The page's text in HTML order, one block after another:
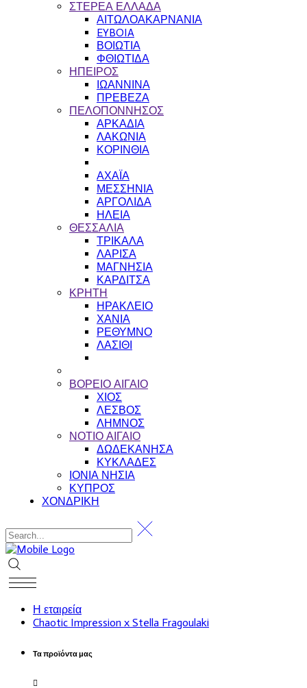
ΣΤΕΡΕΑ ΕΛΛΑΔΑ
ΑΙΤΩΛΟΑΚΑΡΝΑΝΙΑ
EYBOIA
ΒΟΙΩΤΙΑ
ΦΘΙΩΤΙΔΑ
ΗΠΕΙΡΟΣ
ΙΩΑΝΝΙΝΑ
ΠΡΕΒΕΖΑ
ΠΕΛΟΠΟΝΝΗΣΟΣ
ΑΡΚΑΔΙΑ
ΛΑΚΩΝΙΑ
ΚΟΡΙΝΘΙΑ
ΑΧΑΪΑ
ΜΕΣΣΗΝΙΑ
ΑΡΓΟΛΙΔΑ
ΗΛΕΙΑ
ΘΕΣΣΑΛΙΑ
ΤΡΙΚΑΛΑ
ΛΑΡΙΣΑ
ΜΑΓΝΗΣΙΑ
ΚΑΡΔΙΤΣΑ
ΚΡΗΤΗ
ΗΡΑΚΛΕΙΟ
ΧΑΝΙΑ
ΡΕΘΥΜΝΟ
ΛΑΣΙΘΙ
ΒΟΡΕΙΟ ΑΙΓΑΙΟ
ΧΙΟΣ
ΛΕΣΒΟΣ
ΛΗΜΝΟΣ
ΝΟΤΙΟ ΑΙΓΑΙΟ
ΔΩΔΕΚΑΝΗΣΑ
ΚΥΚΛΑΔΕΣ
ΙΟΝΙΑ ΝΗΣΙΑ
ΚΥΠΡΟΣ
ΧΟΝΔΡΙΚΗ
Η εταιρεία
Chaotic Impression x Stella Fragoulaki
Τα προϊόντα μας